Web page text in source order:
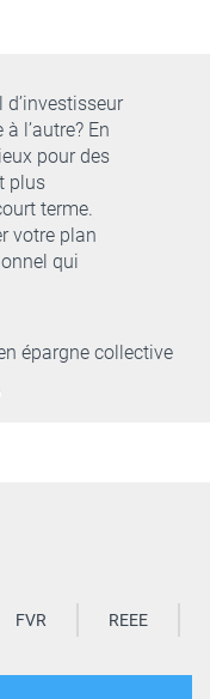
l’autre? En
pour des
plus
terme.
votre plan
qui
épargne collective
FVR REEE